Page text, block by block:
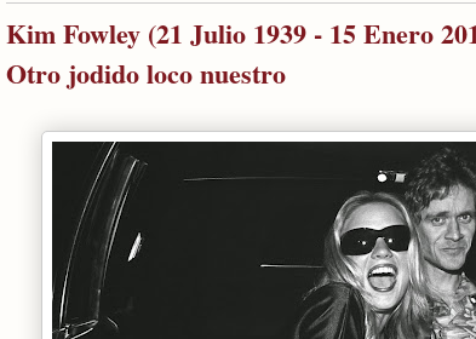
Kim Fowley (21 Julio 1939 - 15 Enero
Otro jodido loco nuestro